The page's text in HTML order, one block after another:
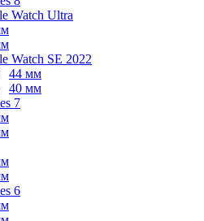
Watch Ultra
Watch SE 2022
44 мм
40 мм
7
6